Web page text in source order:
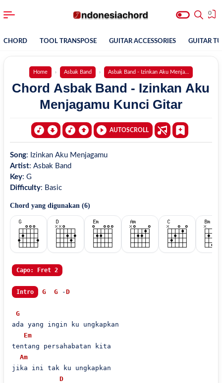
0
CHORD TOOL TRANSPOSE GUITAR ACCESSORIES GUITAR
Home Asbak Band Asbak Band - Izinkan Aku Menjagamu
Chord Asbak Band - Izinkan Aku
Menjagamu Kunci Gitar
AUTOSCROLL
Song: Izinkan Aku Menjagamu
Artist: Asbak Band
Key: G
Difficulty: Basic
Chord yang digunakan (6)
Capo: Fret 2
Intro G G -D
G
ada yang ingin ku ungkapkan
Em
tentang persahabatan kita
Am
jika ini tak ku ungkapkan
D